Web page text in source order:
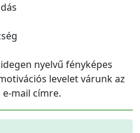
nyelvű fényképes
levelet várunk az
e-mail címre.